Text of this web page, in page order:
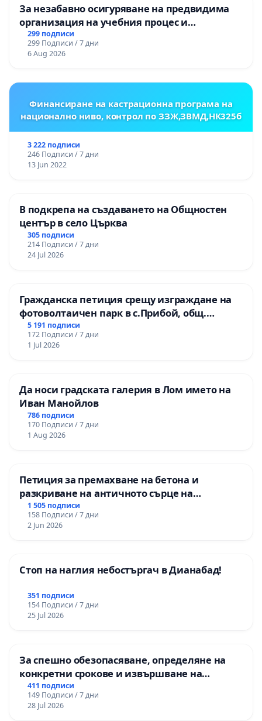
За незабавно осигуряване на предвидима
организация на учебния процес и
гарантиране на правото на равнопоставено
и качествено образование на учениците от
ОУ „Княз Александър I“ и Хуманитарна
299 подписи
299 Подписи / 7 дни
6 Aug 2026
Финансиране на кастрационна програма на
национално ниво, контрол по ЗЗЖ,ЗВМД,НК325б
3 222 подписи
246 Подписи / 7 дни
13 Jun 2022
В подкрепа на създаването на Общностен
център в село Църква
305 подписи
214 Подписи / 7 дни
24 Jul 2026
Гражданска петиция срещу изграждане на
фотоволтаичен парк в с.Прибой, общ.
Радомир
5 191 подписи
172 Подписи / 7 дни
1 Jul 2026
Да носи градската галерия в Лом името на
Иван Манойлов
786 подписи
170 Подписи / 7 дни
1 Aug 2026
Петиция за премахване на бетона и
разкриване на античното сърце на
Могиланската могила във Враца
1 505 подписи
158 Подписи / 7 дни
2 Jun 2026
Стоп на наглия небостъргач в Дианабад!
351 подписи
154 Подписи / 7 дни
25 Jul 2026
За спешно обезопасяване, определяне на
конкретни срокове и извършване на
цялостна рехабилитация на
републиканския път между пътен възел АМ
„Тракия“ - гр. Ихтиман - с. Мирово - к.к.
411 подписи
149 Подписи / 7 дни
28 Jul 2026